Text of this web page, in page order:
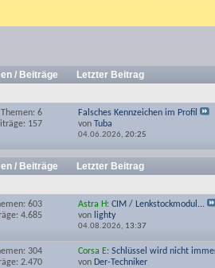
/ Beiträge
Letzter Beitrag
Themen: 6
157
Falsches Kennzeichen im Profil
von Tuba
04.06.2026, 20:25
/ Beiträge
Letzter Beitrag
603
4.685
Astra H: CIM / Lenkstockmodul...
von lighty
04.08.2026, 13:37
304
2.470
Corsa E: Schlüssel wird nicht
von Der-Techniker